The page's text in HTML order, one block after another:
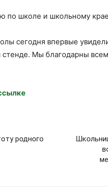
по школе и школьному
сегодня впервые
Мы благодарны
родного